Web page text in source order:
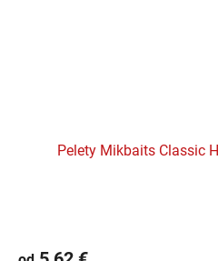
Pelety Mikbaits Classic